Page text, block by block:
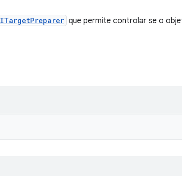
ITargetPreparer que permite controlar se o